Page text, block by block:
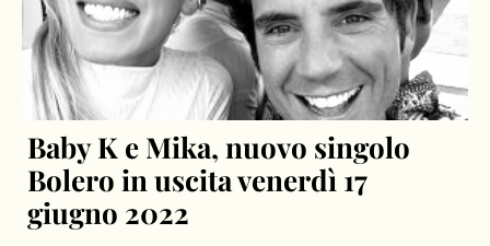
Baby K e Mika, nuovo singolo
Bolero in uscita venerdì 17
giugno 2022